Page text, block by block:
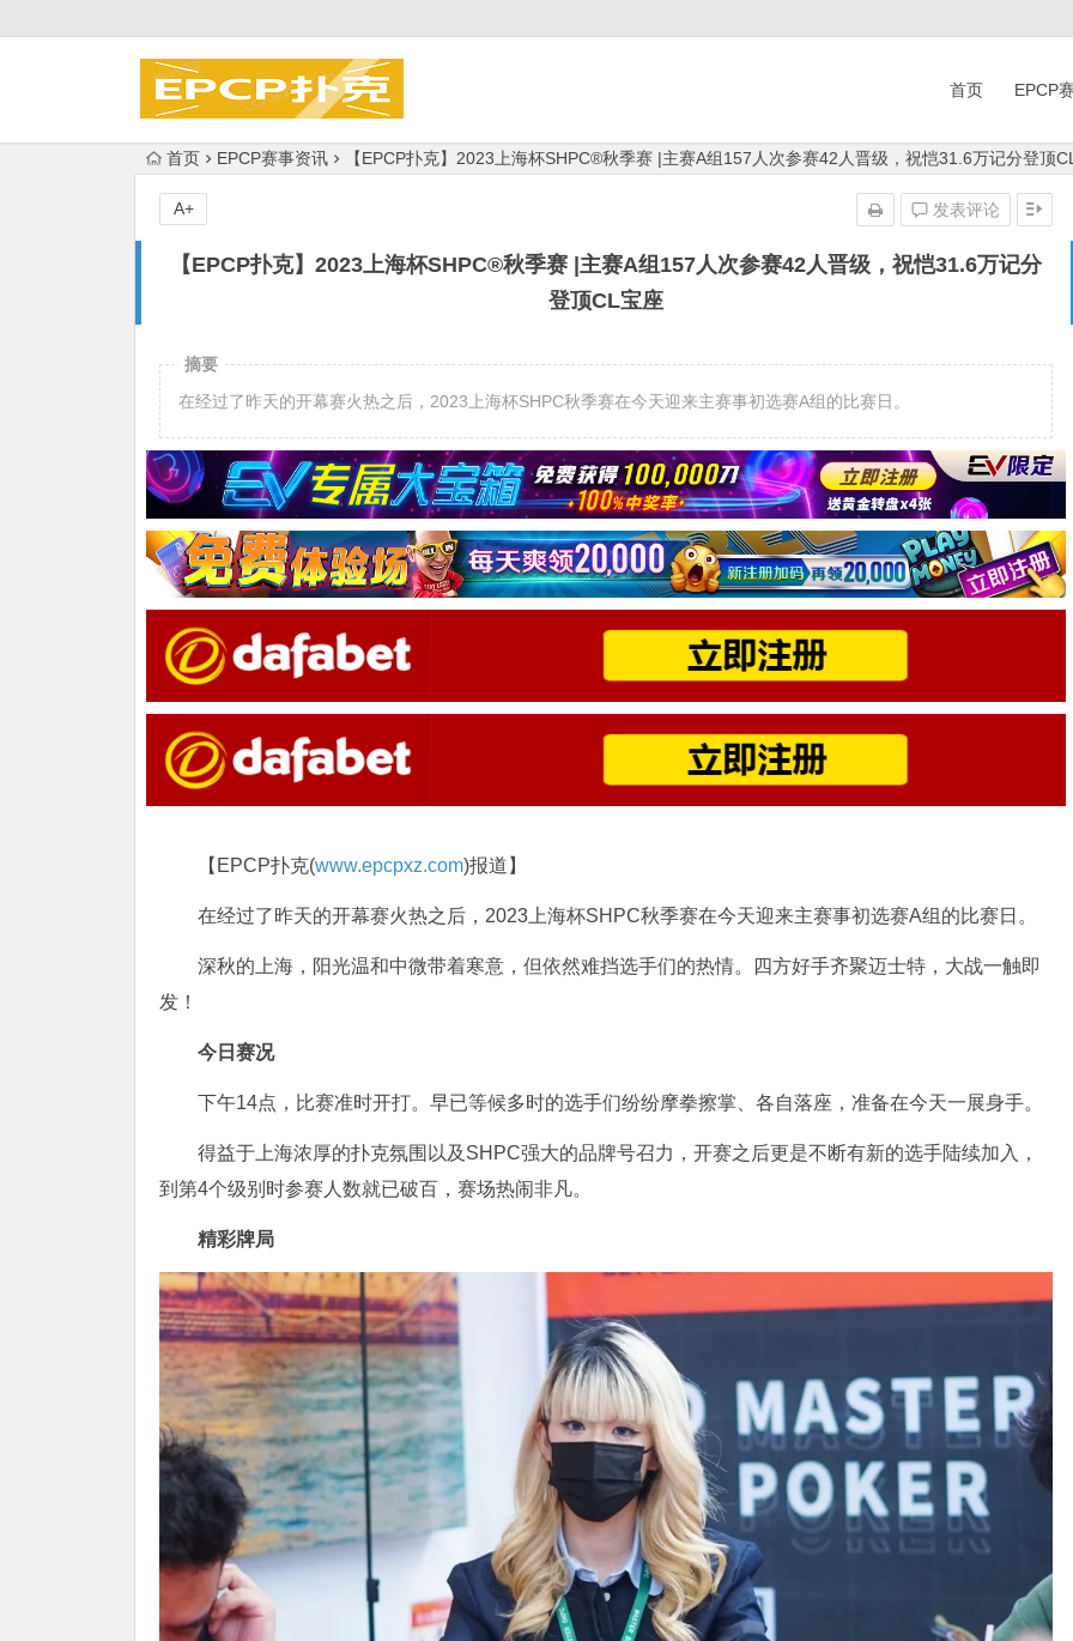
首页 EPCP
首页 EPCP赛事资讯 【EPCP扑克】2023上海杯SHPC®秋季赛 |主赛A组157人次参赛42人晋级，祝恺31.6万记分登顶
【EPCP扑克】2023上海杯SHPC®秋季赛 |主赛A组157人次参赛42人晋级，祝恺31.6万记分
登顶CL宝座
发表评论
A+
摘要
在经过了昨天的开幕赛火热之后，2023上海杯SHPC秋季赛在今天迎来主赛事初选赛A组的比赛日。
【EPCP扑克(www.epcpxz.com)报道】
在经过了昨天的开幕赛火热之后，2023上海杯SHPC秋季赛在今天迎来主赛事初选赛A组的比赛日。
深秋的上海，阳光温和中微带着寒意，但依然难挡选手们的热情。四方好手齐聚迈士特，大战一触即
发！
今日赛况
下午14点，比赛准时开打。早已等候多时的选手们纷纷摩拳擦掌、各自落座，准备在今天一展身手。
得益于上海浓厚的扑克氛围以及SHPC强大的品牌号召力，开赛之后更是不断有新的选手陆续加入，
到第4个级别时参赛人数就已破百，赛场热闹非凡。
精彩牌局